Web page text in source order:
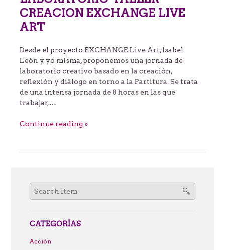
CREACION EXCHANGE LIVE
ART
Desde el proyecto EXCHANGE Live Art, Isabel
León y yo misma, proponemos una jornada de
laboratorio creativo basado en la creación,
reflexión y diálogo en torno a la Partitura. Se trata
de una intensa jornada de 8 horas en las que
trabajar,…
Continue reading »
Search
for:
CATEGORÍAS
Acción